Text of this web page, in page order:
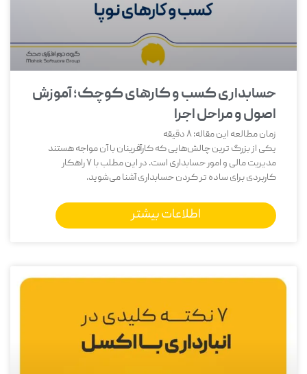
حسابداری کسب و کارهای کوچک؛ آموزش
اصول و مراحل اجرا
زمان مطالعه این مقاله:8دقیقه
یکی از بزرگ‌ ترین چالش‌هایی که کارآفرینان با آن مواجه هستند
مدیریت مالی و امور حسابداری است. در این مطلب با 7 راهکار
کاربردی برای ساده تر کردن حسابداری آشنا می‌شوید.
اطلاعات بیشتر